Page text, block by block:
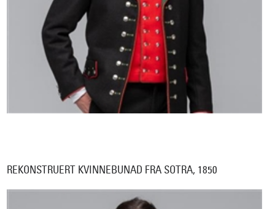
REKONSTRUERT KVINNEBUNAD FRA SOTRA, 1850